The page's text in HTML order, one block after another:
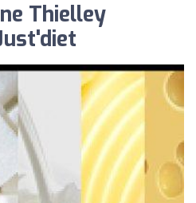
Thielley